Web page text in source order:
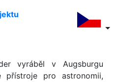
vyráběl v Augsburgu
přístroje pro astronomii,